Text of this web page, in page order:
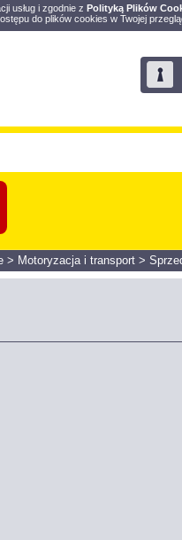
usług i zgodnie z Polityką Plików
do plików cookies w Twojej
> Motoryzacja i transport >